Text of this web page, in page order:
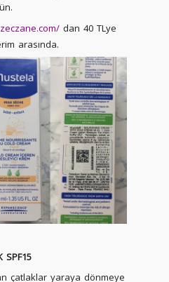
dan 40 TLye
arasında.
SPF15
çatlaklar yaraya dönmeye